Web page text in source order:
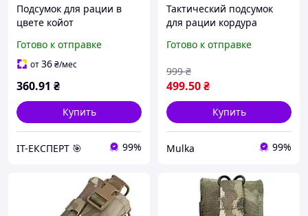
Подсумок для рации в
цвете койот
Готово к отправке
от36₴/мес
360.91 ₴
Купить
ІТ-ЕКСПЕРТ 🎯 99%
Тактический подсумок
для рации кордура
подсумок для рации
Готово к отправке
499.50₴
999 ₴
Купить
Mulka 99%